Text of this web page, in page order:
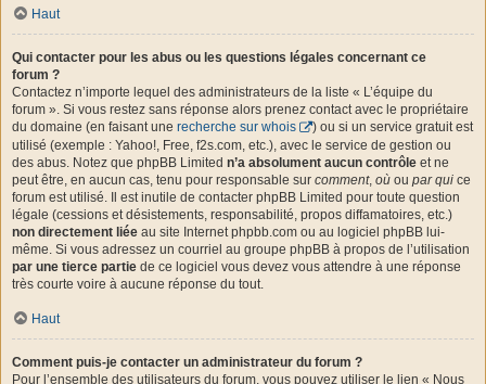
Haut
Qui contacter pour les abus ou les questions légales concernant ce
forum ?
Contactez n’importe lequel des administrateurs de la liste « L’équipe du
forum ». Si vous restez sans réponse alors prenez contact avec le propriétaire
du domaine (en faisant une recherche sur whois
) ou si un service gratuit est
utilisé (exemple : Yahoo!, Free, f2s.com, etc.), avec le service de gestion ou
des abus. Notez que phpBB Limited n’a absolument aucun contrôle et ne
peut être, en aucun cas, tenu pour responsable sur comment, où ou par qui ce
forum est utilisé. Il est inutile de contacter phpBB Limited pour toute question
légale (cessions et désistements, responsabilité, propos diffamatoires, etc.)
non directement liée au site Internet phpbb.com ou au logiciel phpBB lui-
même. Si vous adressez un courriel au groupe phpBB à propos de l’utilisation
par une tierce partie de ce logiciel vous devez vous attendre à une réponse
très courte voire à aucune réponse du tout.
Haut
Comment puis-je contacter un administrateur du forum ?
Pour l’ensemble des utilisateurs du forum, vous pouvez utiliser le lien « Nous